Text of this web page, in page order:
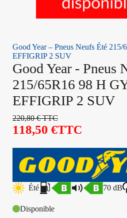
Good Year – Pneus Neufs Été
EFFIGRIP 2 SUV
Good Year - Pneus
215/65R16 98 H
EFFIGRIP 2 SUV
220,80€TTC
118,50 €TTC
Été 70 dB
Disponible